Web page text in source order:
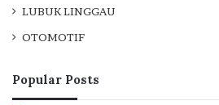
LUBUK LINGGAU
OTOMOTIF
Popular Posts